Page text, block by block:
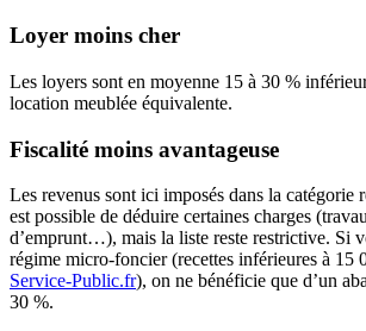
Loyer moins cher
Les loyers sont en moyenne 15 à 30 %
location meublée équivalente.
Fiscalité moins avantageuse
Les revenus sont ici imposés dans la catégorie
est possible de déduire certaines charges
d’emprunt…), mais la liste reste restrictive. Si
régime micro-foncier (recettes inférieures à 15
Service-Public.fr), on ne bénéficie que d’un
30 %.